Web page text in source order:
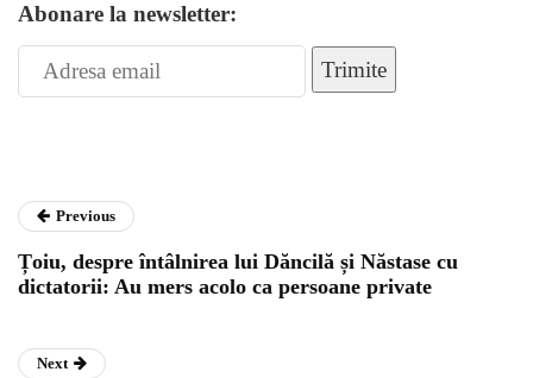
Abonare la newsletter:
Trimite
Previous
Țoiu, despre întâlnirea lui Dăncilă și Năstase cu
dictatorii: Au mers acolo ca persoane private
Next